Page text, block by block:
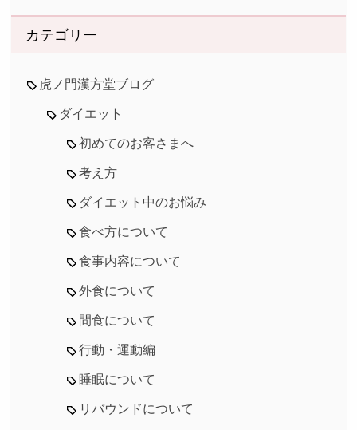
カテゴリー
虎ノ門漢方堂ブログ
ダイエット
初めてのお客さまへ
考え方
ダイエット中のお悩み
食べ方について
食事内容について
外食について
間食について
行動・運動編
睡眠について
リバウンドについて